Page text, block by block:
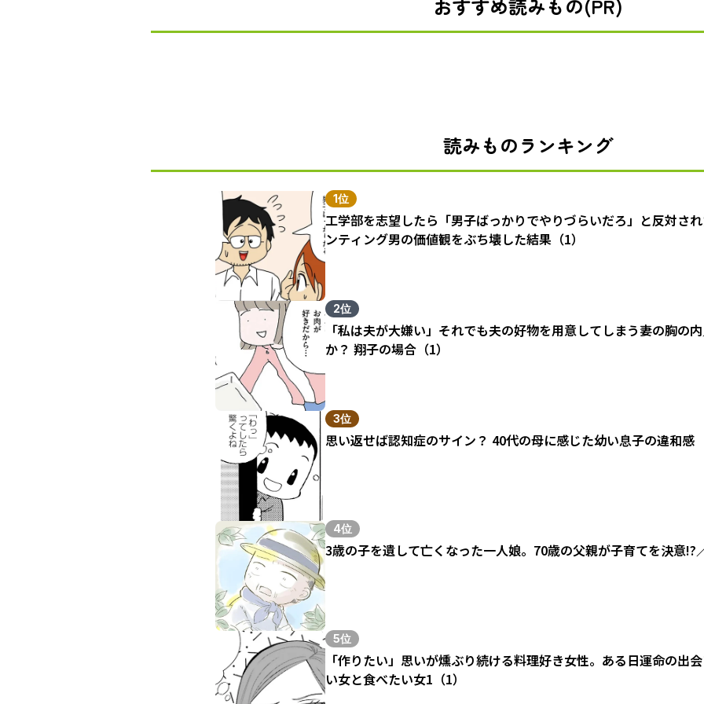
おすすめ読みもの(PR)
読みものランキング
1位
工学部を志望したら「男子ばっかりでやりづらいだろ」と反対さ
ンティング男の価値観をぶち壊した結果（1）
2位
「私は夫が大嫌い」それでも夫の好物を用意してしまう妻の胸の
か？ 翔子の場合（1）
3位
思い返せば認知症のサイン？ 40代の母に感じた幼い息子の違和感
4位
3歳の子を遺して亡くなった一人娘。70歳の父親が子育てを決意!?
5位
「作りたい」思いが燻ぶり続ける料理好き女性。ある日運命の出
い女と食べたい女1（1）